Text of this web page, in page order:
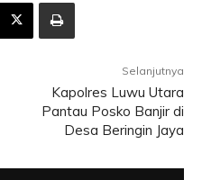
Selanjutnya
Kapolres Luwu Utara
Pantau Posko Banjir di
Desa Beringin Jaya